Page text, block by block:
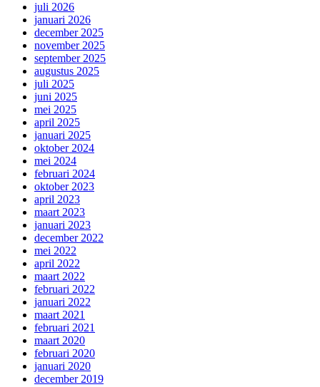
juli 2026
januari 2026
december 2025
november 2025
september 2025
augustus 2025
juli 2025
juni 2025
mei 2025
april 2025
januari 2025
oktober 2024
mei 2024
februari 2024
oktober 2023
april 2023
maart 2023
januari 2023
december 2022
mei 2022
april 2022
maart 2022
februari 2022
januari 2022
maart 2021
februari 2021
maart 2020
februari 2020
januari 2020
december 2019